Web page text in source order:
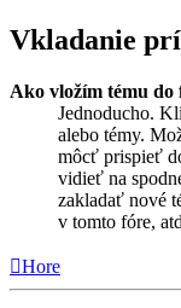
Vkladanie
Ako vložím tému do
Jednoducho.
alebo témy.
môcť prispieť
vidieť na
zakladať nové
v tomto fóre,
Hore